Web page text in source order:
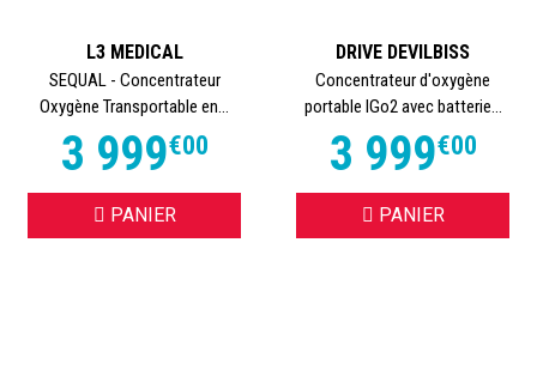
L3 MEDICAL
SEQUAL - Concentrateur
Oxygène Transportable en...
3 999€00
PANIER
DRIVE DEVILBISS
Concentrateur d'oxygène
portable IGo2 avec batterie...
3 999€00
PANIER